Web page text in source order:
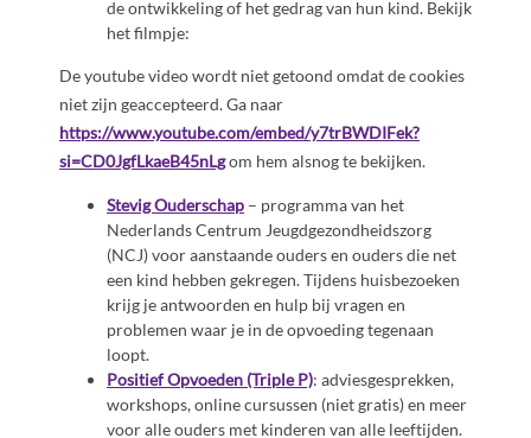
de ontwikkeling of het gedrag van hun kind. Bekijk
het filmpje:
De youtube video wordt niet getoond omdat de cookies
niet zijn geaccepteerd. Ga naar
https://www.youtube.com/embed/y7trBWDIFek?
si=CD0JgfLkaeB45nLgom hem alsnog te bekijken.
Stevig Ouderschap – programma van het
Nederlands Centrum Jeugdgezondheidszorg
(NCJ) voor aanstaande ouders en ouders die net
een kind hebben gekregen. Tijdens huisbezoeken
krijg je antwoorden en hulp bij vragen en
problemen waar je in de opvoeding tegenaan
loopt.
Positief Opvoeden (Triple P): adviesgesprekken,
workshops, online cursussen (niet gratis) en meer
voor alle ouders met kinderen van alle leeftijden.